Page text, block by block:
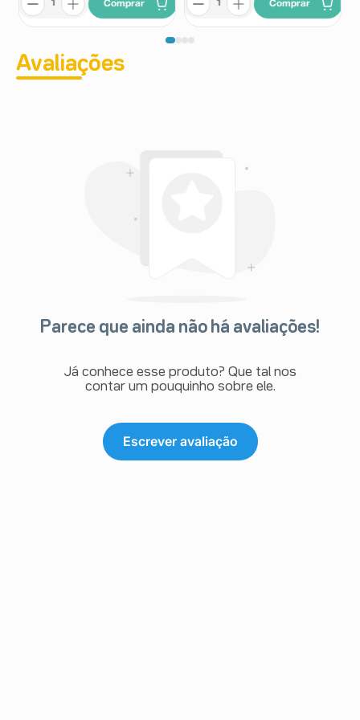
Comprar Comprar
Avaliações
Parece que ainda não há avaliações!
Já conhece esse produto? Que tal nos
contar um pouquinho sobre ele.
Escrever avaliação